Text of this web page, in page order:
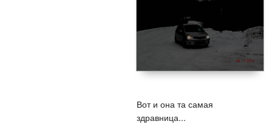
Вот и она та самая
здравница...